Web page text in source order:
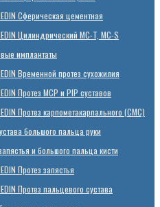
Сферическая цементная
Цилиндрический MC-T, MC-S
имплантаты
Временной протез сухожилия
Протез MCP и PIP суставов
Протез карпометакарпального (СМС)
большого пальца руки
и большого пальца кисти
Протез запястья
Протез пальцевого сустава